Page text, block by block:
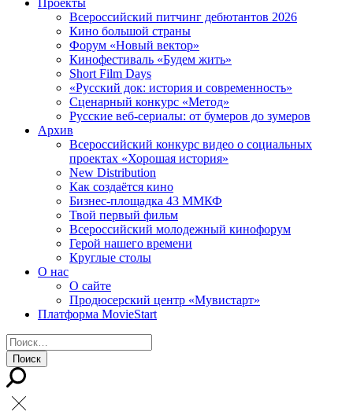
Проекты
Всероссийский питчинг дебютантов 2026
Кино большой страны
Форум «Новый вектор»
Кинофестиваль «Будем жить»
Short Film Days
«Русский док: история и современность»
Сценарный конкурс «Метод»
Русские веб-сериалы: от бумеров до зумеров
Архив
Всероссийский конкурс видео о социальных
проектах «Хорошая история»
New Distribution
Как создаётся кино
Бизнес-площадка 43 ММКФ
Твой первый фильм
Всероссийский молодежный кинофорум
Герой нашего времени
Круглые столы
О нас
О сайте
Продюсерский центр «Мувистарт»
Платформа MovieStart